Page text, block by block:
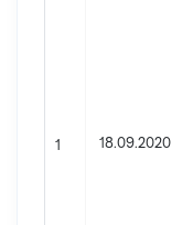
1 18.09.2020